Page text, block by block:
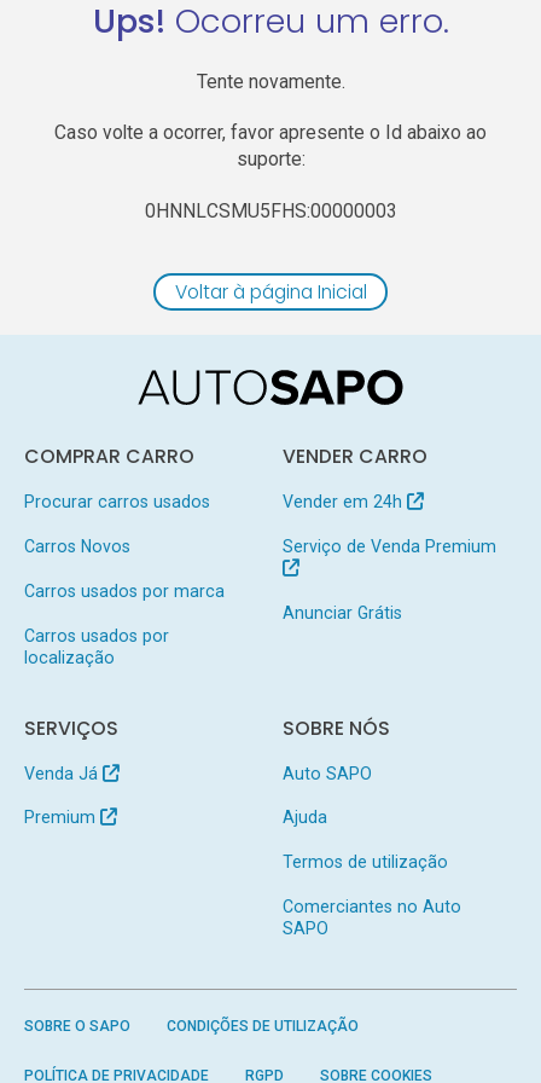
Ups! Ocorreu um erro.
Tente novamente.
Caso volte a ocorrer, favor apresente o Id abaixo ao
suporte:
0HNNLCSMU5FHS:00000003
Voltar à página Inicial
COMPRAR CARRO
Procurar carros usados
Carros Novos
Carros usados por marca
Carros usados por
localização
VENDER CARRO
Vender em 24h
Serviço de Venda Premium
Anunciar Grátis
SERVIÇOS
Venda Já
Premium
SOBRE NÓS
Auto SAPO
Ajuda
Termos de utilização
Comerciantes no Auto
SAPO
SOBRE O SAPO CONDIÇÕES DE UTILIZAÇÃO
POLÍTICA DE PRIVACIDADE RGPD SOBRE COOKIES